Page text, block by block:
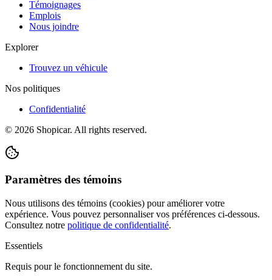
Témoignages
Emplois
Nous joindre
Explorer
Trouvez un véhicule
Nos politiques
Confidentialité
© 2026 Shopicar. All rights reserved.
Paramètres des témoins
Nous utilisons des témoins (cookies) pour améliorer votre
expérience. Vous pouvez personnaliser vos préférences ci-dessous.
Consultez notre politique de confidentialité.
Essentiels
Requis pour le fonctionnement du site.